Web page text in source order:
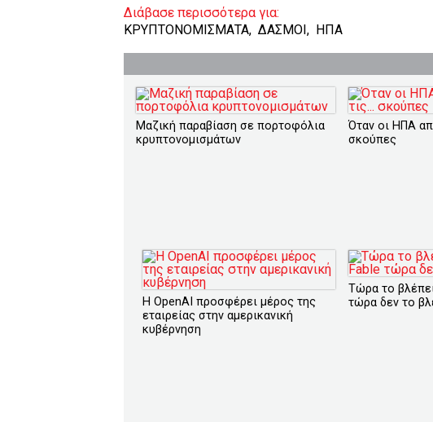
Διάβασε περισσότερα για:
ΚΡΥΠΤΟΝΟΜΙΣΜΑΤΑ, ΔΑΣΜΟΙ, ΗΠΑ
Μαζική παραβίαση σε πορτοφόλια
κρυπτονομισμάτων
Όταν οι ΗΠΑ
σκούπες
Η OpenAI προσφέρει μέρος της
εταιρείας στην αμερικανική
κυβέρνηση
Τώρα το
τώρα δεν το